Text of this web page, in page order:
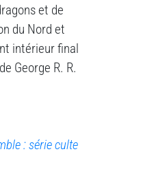
et de
du Nord et
intérieur final
George R. R.
: série culte